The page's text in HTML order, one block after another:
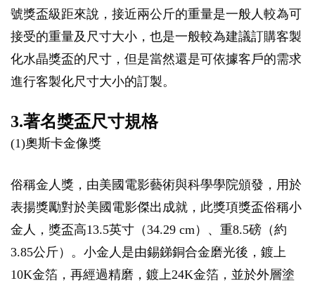
號獎盃級距來說，接近兩公斤的重量是一般人較為可
接受的重量及尺寸大小，也是一般較為建議訂購客製
化水晶獎盃的尺寸，但是當然還是可依據客戶的需求
進行客製化尺寸大小的訂製。
3.著名獎盃尺寸規格
(1)奧斯卡金像獎
俗稱金人獎，由美國電影藝術與科學學院頒發，用於
表揚獎勵對於美國電影傑出成就，此獎項獎盃俗稱小
金人，獎盃高13.5英寸（34.29 cm）、重8.5磅（約
3.85公斤）。小金人是由錫銻銅合金磨光後，鍍上
10K金箔，再經過精磨，鍍上24K金箔，並於外層塗